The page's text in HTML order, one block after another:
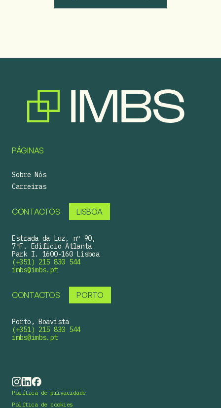
PÁGINAS
Sobre Nós
Carreiras
CONTACTOS LISBOA
Estrada da Luz, nº 90,
7ºF. Edificio Atlanta
Park I. 1600-160 Lisboa
(+351) 215 830 544
imbs@imbs.pt
CONTACTOS PORTO
Porto, Boavista
(+351) 215 830 544
imbs@imbs.pt
Política de privacidade
Política de cookies